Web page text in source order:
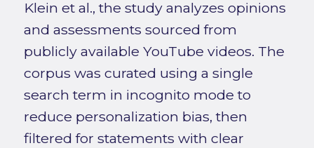
Klein et al., the study analyzes opinions
and assessments sourced from
publicly available YouTube videos. The
corpus was curated using a single
search term in incognito mode to
reduce personalization bias, then
filtered for statements with clear